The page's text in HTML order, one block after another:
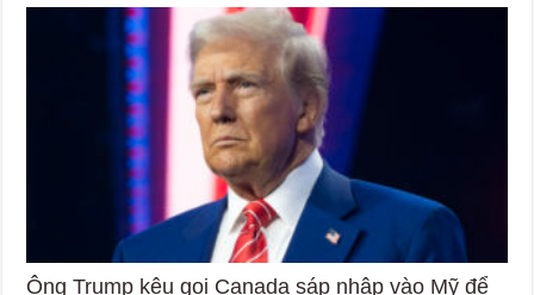
Ông Trump kêu gọi Canada sáp nhập vào Mỹ để